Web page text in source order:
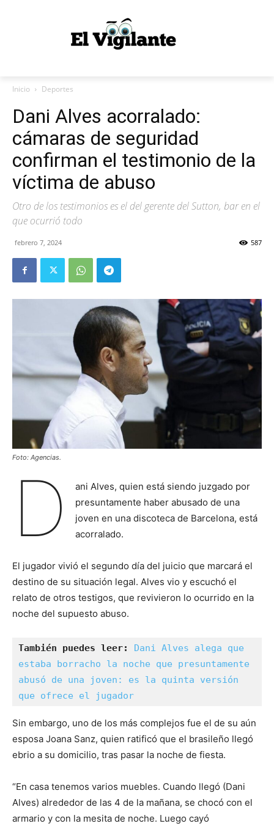
Inicio Deportes
Dani Alves acorralado:
cámaras de seguridad
confirman el testimonio de la
víctima de abuso
Otro de los testimonios es el del gerente del Sutton, bar en el
que ocurrió todo
febrero 7, 2024 587
Foto: Agencias.
D
ani Alves, quien está siendo juzgado por
presuntamente haber abusado de una
joven en una discoteca de Barcelona, está
acorralado.
El jugador vivió el segundo día del juicio que marcará el
destino de su situación legal. Alves vio y escuchó el
relato de otros testigos, que revivieron lo ocurrido en la
noche del supuesto abuso.
También puedes leer: Dani Alves alega que
estaba borracho la noche que presuntamente
abusó de una joven: es la quinta versión
que ofrece el jugador
Sin embargo, uno de los más complejos fue el de su aún
esposa Joana Sanz, quien ratificó que el brasileño llegó
ebrio a su domicilio, tras pasar la noche de fiesta.
“En casa tenemos varios muebles. Cuando llegó (Dani
Alves) alrededor de las 4 de la mañana, se chocó con el
armario y con la mesita de noche. Luego cayó